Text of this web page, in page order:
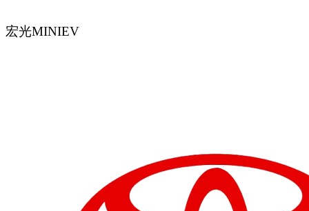
宏光MINIEV